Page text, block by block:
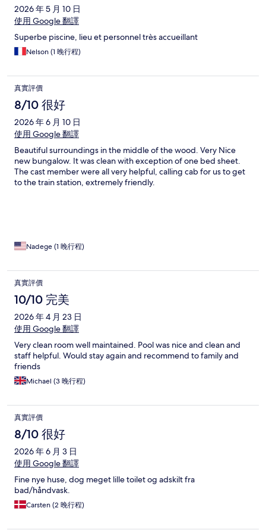
2026 年 5 月 10 日
使用 Google 翻譯
Superbe piscine, lieu et personnel très accueillant
Nelson (1 晚行程)
真實評價
8/10 很好
2026 年 6 月 10 日
使用 Google 翻譯
Beautiful surroundings in the middle of the wood. Very Nice
new bungalow. It was clean with exception of one bed sheet.
The cast member were all very helpful, calling cab for us to get
to the train station, extremely friendly.
Nadege (1 晚行程)
真實評價
10/10 完美
2026 年 4 月 23 日
使用 Google 翻譯
Very clean room well maintained. Pool was nice and clean and
staff helpful. Would stay again and recommend to family and
friends
Michael (3 晚行程)
真實評價
8/10 很好
2026 年 6 月 3 日
使用 Google 翻譯
Fine nye huse, dog meget lille toilet og adskilt fra
bad/håndvask.
Carsten (2 晚行程)